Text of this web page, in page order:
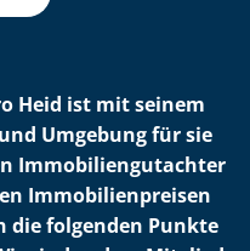
Heid ist mit seinem
Umgebung für sie
Im­mo­bi­li­en­gut­ach­ter
Im­mo­bi­li­en­prei­sen
die folgenden Punkte